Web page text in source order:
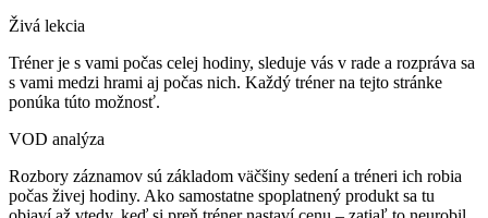
Živá lekcia
Tréner je s vami počas celej hodiny, sleduje vás v rade a rozpráva sa
s vami medzi hrami aj počas nich. Každý tréner na tejto stránke
ponúka túto možnosť.
VOD analýza
Rozbory záznamov sú základom väčšiny sedení a tréneri ich robia
počas živej hodiny. Ako samostatne spoplatnený produkt sa tu